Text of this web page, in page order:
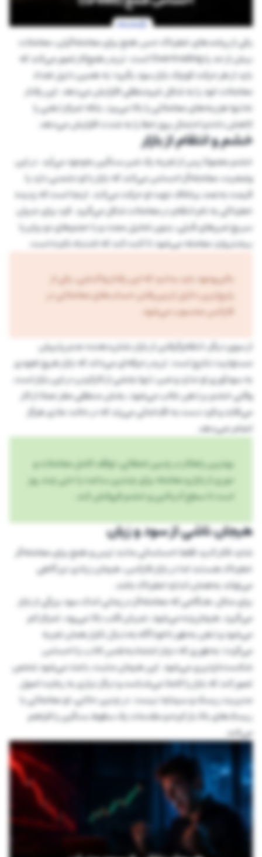
یکی از پیامدهای خطرناک حس طمع برای معامله‌گران، معاملات
بیش از حد یا Overtrading است. تریدر طمع‌کار تصور می‌کند که
باید از هر حرکت کوچک بازار سود بگیرد؛ به همین دلیل تعداد
معاملات خود را به شکل غیرمنطقی افزایش می‌دهد. این رفتار
نه‌تنها هزینه‌های معاملاتی را بالا می‌برد، بلکه تمرکز ذهنی را
کاهش داده و احتمال بروز خطا را به شدت افزایش می‌دهد.
خشم و انتقام از بازار
خشم معمولا پس از تجربه یک ضرر سنگین به‌وجود می‌آید. در این
وضعیت، معامله‌گر احساس می‌کند که بازار با او دشمنی دارد یا
قیمت به‌عمد برخلاف جهت او حرکت می‌کند. اینجا است که پدیده
خطرناکی به نام انتقام در معاملات شکل می‌گیرد. فرد برای جبران
سریع ضررهای قبلی، بدون تحلیل مجدد و با حجم‌های دو برابر یا
بیشتر وارد معامله می‌شود تا ثابت کند که اشتباه نکرده است.
بااین‌وجود باید بدانید که این رفتار واکنشی، یکی از
رایج‌ترین دلایل ازبین‌رفتن حساب‌های معاملاتی در
فارکس محسوب می‌شود.
از سوی دیگر، انتقام‌گرفتن از بازار نشان‌دهنده عدم پذیرش
مسئولیت نتایج است. تریدر حرفه‌ای می‌داند که بازار هیچ تعهدی
به سودآوری او ندارد و ضرر، تنها بخشی از کارکردن در این بازار است.
وقتی خشم بر ذهن غالب می‌شود، بخش منطقی مغز عملا از کار
می‌افتد و فرد دست به اقداماتی می‌زند که در حالت عادی هرگز
انجام نمی‌دهد.
بهترین راهکار در چنین لحظاتی، توقف کامل معاملات و
دوری از بازار و معامله برای چندین ساعت یا حتی چند روز
است تا سطح آدرنالین و خشم فروکش کند.
هیجان ناشی از سود و زیان
شاید فکر کنید فقط احساساتی مانند ترس و طمع برای معامله‌گر
خطرناک هستند اما در بازار فارکس، هیجان زیادی نیز گاهی
می‌تواند به‌همان اندازه خطرناک باشد.
برای مثال، هنگامی که معامله‌گر در زمانی اندک سود بزرگی از بازار
می‌گیرد، هیجان‌زده می‌شود، ضربان قلب بالا می‌رود، تمرکز کم
می‌شود و ذهن به‌طور ناخودآگاه به‌دنبال تکرار همان تجربه
می‌گردد؛ به‌طوری که دچار اعتمادبه‌نفس کاذب یا احساس
شکست‌ناپذیری می‌شود. این هیجان مثبت، باعث می‌شود شخص
تصور کند که بازار را کاملا می‌شناسد و دیگر نیازی به رعایت اصول
مدیریت ریسک و سرمایه نیست. در چنین حالتی، او معاملاتی با
ریسک‌های بالا باز کرده و مقدمات یک سقوط سنگین را فراهم
می‌کند.